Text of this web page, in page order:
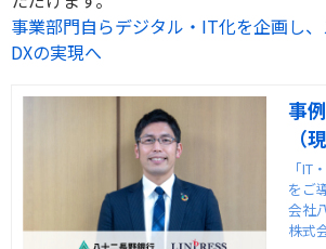
事業部門自らデジタル・IT化を企画し
DXの実現へ
事
（
銀
ス
｜
「IT
をご
会社
二長
株式